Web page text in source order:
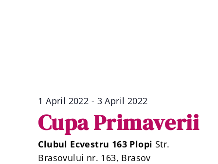
1 April 2022 - 3 April 2022
Cupa Primaverii
Clubul Ecvestru 163 Plopi Str.
Brasovului nr. 163, Brasov